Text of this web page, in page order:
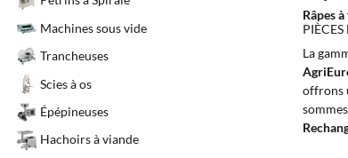
Machines sous vide
Trancheuses
Scies à os
Épépineuses
Hachoirs à viande
Râpes
La
offrons